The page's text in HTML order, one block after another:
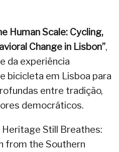
Human Scale: Cycling,
Change in Lisbon”,
da experiência
bicicleta em Lisboa para
entre tradição,
democráticos.
Heritage Still Breathes:
from the Southern